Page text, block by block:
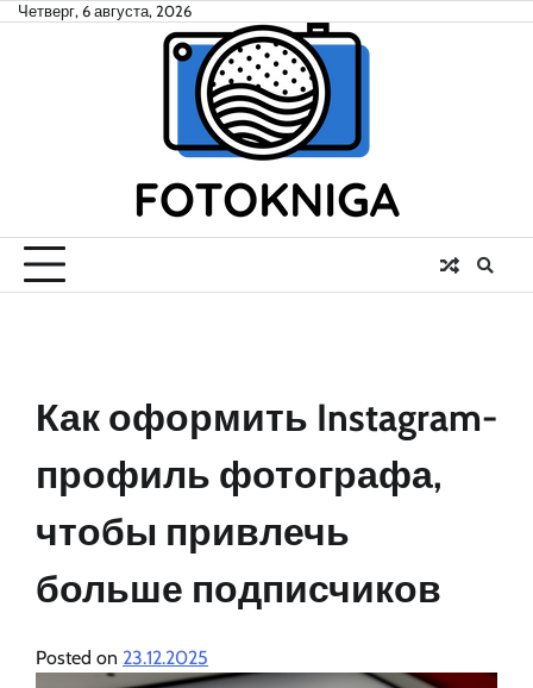
SkipЧетверг, 6 августа, 2026
Как оформить Instagram-
профиль фотографа,
чтобы привлечь
больше подписчиков
Posted on 23.12.2025